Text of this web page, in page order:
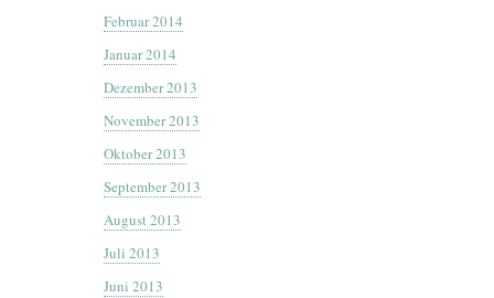
Februar 2014
Januar 2014
Dezember 2013
November 2013
Oktober 2013
September 2013
August 2013
Juli 2013
Juni 2013